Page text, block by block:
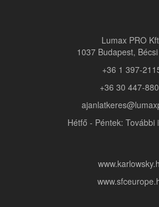
Lumax PRO
1037 Budapest,
+36 1 397-
+36 30 447-
Hétfő - Péntek: További